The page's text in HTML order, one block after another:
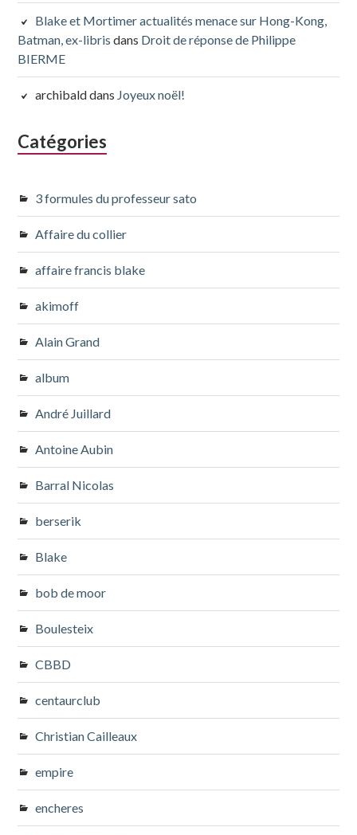
Blake et Mortimer actualités menace sur Hong-Kong,
Batman, ex-libris dans Droit de réponse de Philippe
BIERME
archibalddans Joyeux noël!
Catégories
3 formules du professeur sato
Affaire du collier
affaire francis blake
akimoff
Alain Grand
album
André Juillard
Antoine Aubin
Barral Nicolas
berserik
Blake
bob de moor
Boulesteix
CBBD
centaurclub
Christian Cailleaux
empire
encheres